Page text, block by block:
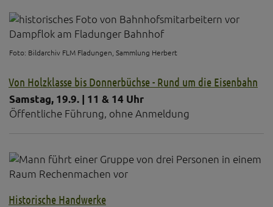
Foto: Bildarchiv FLM Fladungen, Sammlung Herbert
Von Holzklasse bis Donnerbüchse - Rund um die Eisenbahn
Samstag, 19.9. | 11 & 14 Uhr
Öffentliche Führung, ohne Anmeldung
Historische Handwerke